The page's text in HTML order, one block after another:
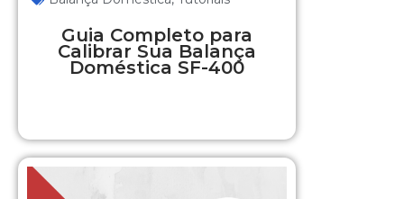
Guia Completo para
Calibrar Sua Balança
Doméstica SF-400